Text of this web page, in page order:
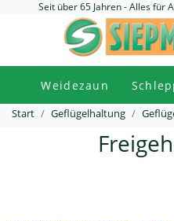
Seit über 65 Jahren - Alles für
Weidezaun
Start Geflügelhaltung